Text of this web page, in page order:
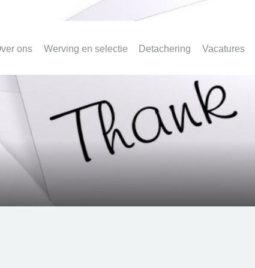
ons Werving en selectie Detachering Vacatures